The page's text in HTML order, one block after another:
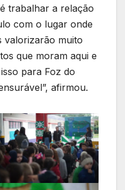
trabalhar a relação
com o lugar onde
valorizarão muito
que moram aqui e
para Foz do
afirmou.